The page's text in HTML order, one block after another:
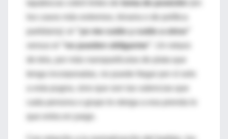
tapabocas cobró tintes de
toma de posición
“yo me cuido y cuido a otros”
“no pueden obligarme”
de tela, por más nanopartículas de plata que
tenga incorporadas, no puede llegar por sí solo
a esta pugna, sino que son las valencias que
cada persona o grupo le otorga a esa prenda lo
que entra en juego.